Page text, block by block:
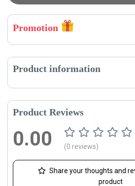
Promotion
Product information
Product Reviews
0.00 (0 reviews)
Share your thoughts and
product